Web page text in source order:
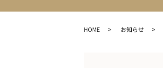
HOME お知らせ